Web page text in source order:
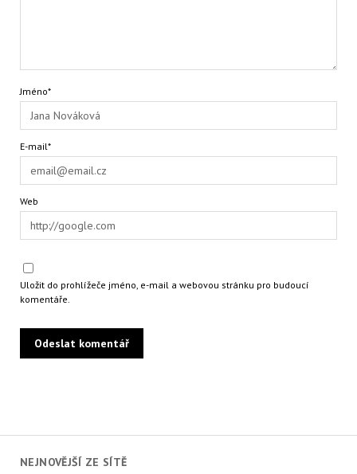
NEJNOVĚJŠÍ ZE SÍTĚ
Jméno*
E-mail*
Web
Uložit do prohlížeče jméno, e-mail a webovou stránku pro budoucí
komentáře.